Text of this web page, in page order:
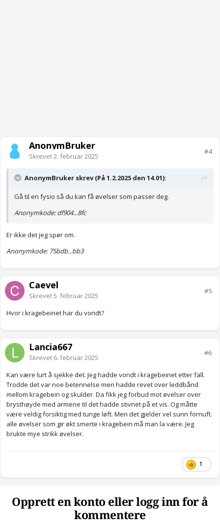
AnonymBruker
Skrevet2. februar 2025
#4
AnonymBruker skrev (På 1.2.2025 den 14.01):
Gå til en fysio så du kan få øvelser som passer deg.
Anonymkode: df904...8fc
Er ikke det jeg spør om.
Anonymkode: 75bdb...bb3
Caevel
Skrevet5. februar 2025
#5
Hvor i kragebeinet har du vondt?
Lancia667
Skrevet 6. februar 2025
#6
Kan være lurt å sjekke det. Jeg hadde vondt i kragebeinet etter fall.
Trodde det var noe betennelse men hadde revet over leddbånd
mellom kragebein og skulder. Da fikk jeg forbud mot øvelser over
brysthøyde med armene til det hadde stivnet på et vis. Og måtte
være veldig forsiktig med tunge løft. Men det gjelder vel sunn fornuft.
alle øvelser som gir økt smerte i kragebein må man la være. Jeg
brukte mye strikk øvelser.
1
Opprett en konto eller logg inn for å
kommentere